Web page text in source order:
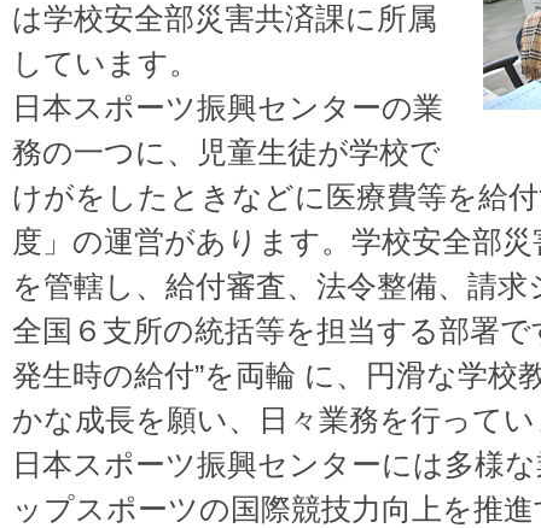
は学校安全部災害共済課に所属
しています。
日本スポーツ振興センターの業
務の一つに、児童生徒が学校で
けがをしたときなどに医療費等を給
度」の運営があります。学校安全部
を管轄し、給付審査、法令整備、請
全国６支所の統括等を担当する部署で
発生時の給付”を両輪 に、円滑な学校
かな成長を願い、日々業務を行って
日本スポーツ振興センターには多様
ップスポーツの国際競技力向上を推